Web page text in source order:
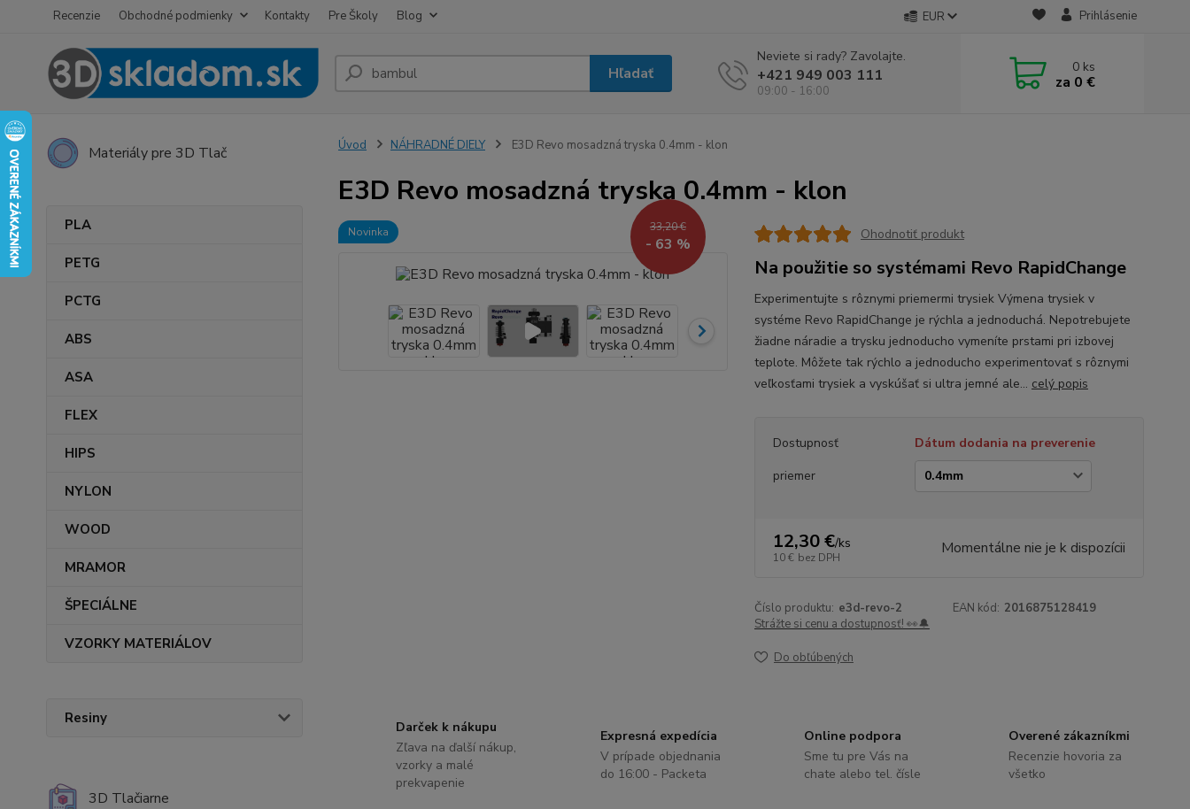
Recenzie Obchodné podmienky Kontakty Pre Školy Blog EUR Prihlásenie
Hľadať
Neviete si rady? Zavolajte.
+421 949 003 111
09:00 - 16:00
0 ks
za 0 €
Materiály pre 3D Tlač
PLA
PETG
PCTG
ABS
ASA
FLEX
HIPS
NYLON
WOOD
MRAMOR
ŠPECIÁLNE
VZORKY MATERIÁLOV
Resiny
3D Tlačiarne
Úvod NÁHRADNÉ DIELY E3D Revo mosadzná tryska 0.4mm - klon
E3D Revo mosadzná tryska 0.4mm - klon
Novinka 33,20 €
- 63 %
Ohodnotiť produkt
Na použitie so systémami Revo RapidChange
Experimentujte s rôznymi priemermi trysiek Výmena trysiek v
systéme Revo RapidChange je rýchla a jednoduchá. Nepotrebujete
žiadne náradie a trysku jednoducho vymeníte prstami pri izbovej
teplote. Môžete tak rýchlo a jednoducho experimentovať s rôznymi
veľkosťami trysiek a vyskúšať si ultra jemné ale... celý popis
Dostupnosť
Dátum dodania na preverenie
priemer
12,30 €/ks
10 € bez DPH Momentálne nie je k dispozícii
Číslo produktu: e3d-revo-2 EAN kód: 2016875128419
Strážte si cenu a dostupnosť! 👀🔔
Do obľúbených
Darček k nákupu
Zľava na ďalší nákup,
vzorky a malé
prekvapenie
Expresná expedícia
V prípade objednania
do 16:00 - Packeta
Online podpora
Sme tu pre Vás na
chate alebo tel. čísle
Overené zákazníkmi
Recenzie hovoria za
všetko